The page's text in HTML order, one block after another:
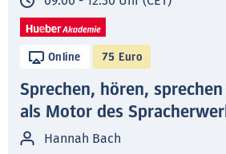
Online 75 Euro
Sprechen, hören,
als Motor des
Hannah Bach